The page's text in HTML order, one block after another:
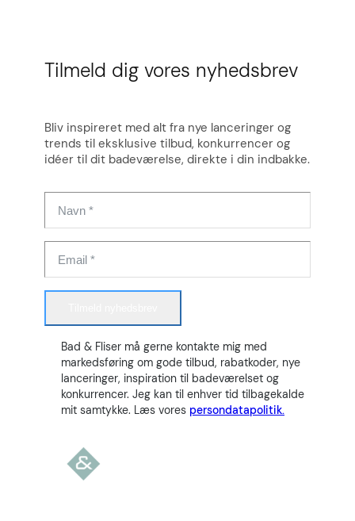
Tilmeld dig vores nyhedsbrev
Bliv inspireret med alt fra nye lanceringer og
trends til eksklusive tilbud, konkurrencer og
idéer til dit badeværelse, direkte i din indbakke.
Bad & Fliser må gerne kontakte mig med
markedsføring om gode tilbud, rabatkoder, nye
lanceringer, inspiration til badeværelset og
konkurrencer. Jeg kan til enhver tid tilbagekalde
mit samtykke. Læs vores persondatapolitik.